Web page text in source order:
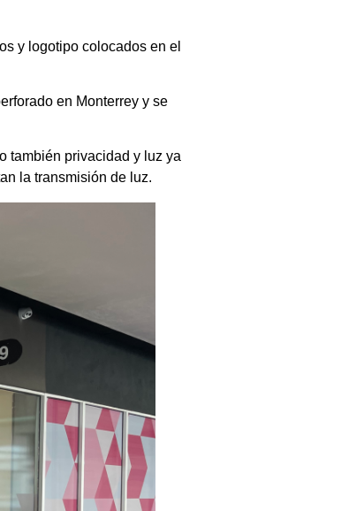
y logotipo colocados en el
en Monterrey y se
también privacidad y luz ya
la transmisión de luz.